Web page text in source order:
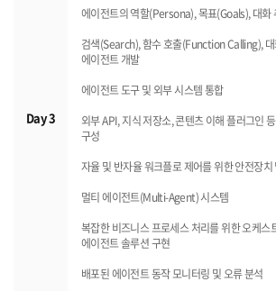
Day 3
에이전트의 역할(Persona), 목표(Goals), 대화
검색(Search), 함수 호출(Function Calling),
에이전트 개발
에이전트 도구 및 외부 시스템 통합
외부 API, 지식 저장소, 콘텐츠 이해 플러그인
구성
자율 및 반자율 워크플로 제어를 위한 안전장치
멀티 에이전트(Multi-Agent) 시스템
복잡한 비즈니스 프로세스 처리를 위한 오케스
에이전트 솔루션 구현
배포된 에이전트 동작 모니터링 및 오류 분석